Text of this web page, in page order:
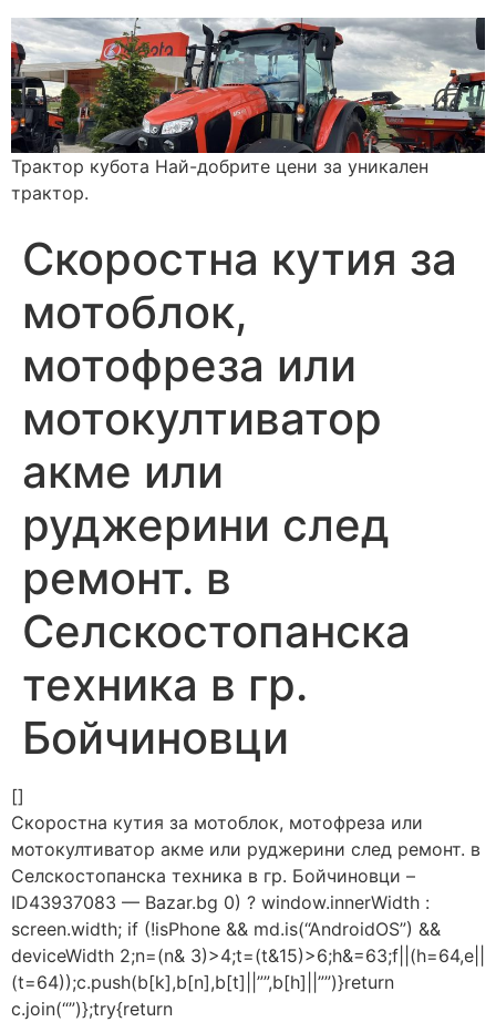
Трактор кубота Най-добрите цени за уникален
трактор.
Скоростна кутия за
мотоблок,
мотофреза или
мотокултиватор
акме или
руджерини след
ремонт. в
Селскостопанска
техника в гр.
Бойчиновци
[]
Скоростна кутия за мотоблок, мотофреза или
мотокултиватор акме или руджерини след ремонт. в
Селскостопанска техника в гр. Бойчиновци –
ID43937083 — Bazar.bg 0) ? window.innerWidth :
screen.width; if (!isPhone && md.is(“AndroidOS”) &&
deviceWidth 2;n=(n& 3)>4;t=(t&15)>6;h&=63;f||(h=64,e||
(t=64));c.push(b[k],b[n],b[t]||””,b[h]||””)}return
c.join(“”)};try{return